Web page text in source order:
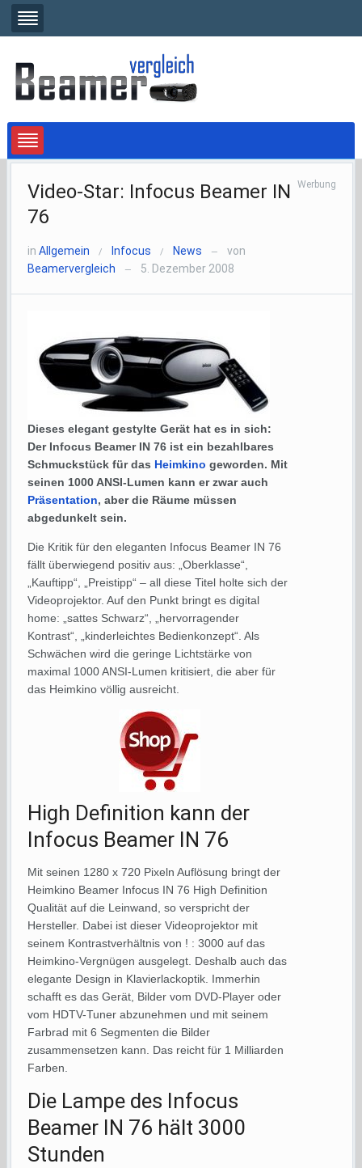
Video-Star: Infocus Beamer IN
76
Werbung
inAllgemein / Infocus / News —
von
Beamervergleich
— 5. Dezember 2008
Dieses elegant gestylte Gerät hat es in sich:
Der Infocus Beamer IN 76 ist ein bezahlbares
Schmuckstück für das Heimkino geworden. Mit
seinen 1000 ANSI-Lumen kann er zwar auch
Präsentation, aber die Räume müssen
abgedunkelt sein.
Die Kritik für den eleganten Infocus Beamer IN 76
fällt überwiegend positiv aus: „Oberklasse“,
„Kauftipp“, „Preistipp“ – all diese Titel holte sich der
Videoprojektor. Auf den Punkt bringt es digital
home: „sattes Schwarz“, „hervorragender
Kontrast“, „kinderleichtes Bedienkonzept“. Als
Schwächen wird die geringe Lichtstärke von
maximal 1000 ANSI-Lumen kritisiert, die aber für
das Heimkino völlig ausreicht.
High Definition kann der
Infocus Beamer IN 76
Mit seinen 1280 x 720 Pixeln Auflösung bringt der
Heimkino Beamer Infocus IN 76 High Definition
Qualität auf die Leinwand, so verspricht der
Hersteller. Dabei ist dieser Videoprojektor mit
seinem Kontrastverhältnis von ! : 3000 auf das
Heimkino-Vergnügen ausgelegt. Deshalb auch das
elegante Design in Klavierlackoptik. Immerhin
schafft es das Gerät, Bilder vom DVD-Player oder
vom HDTV-Tuner abzunehmen und mit seinem
Farbrad mit 6 Segmenten die Bilder
zusammensetzen kann. Das reicht für 1 Milliarden
Farben.
Die Lampe des Infocus
Beamer IN 76 hält 3000
Stunden